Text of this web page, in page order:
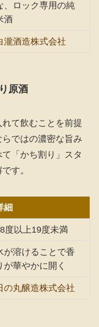
、ロック専用の純
酒
瀧酒造株式会社
原酒
て飲むことを前提
ではの濃密な旨み
「かち割り」スタ
す。
細
度以上19度未満
が溶けることで香
が華やかに開く
の丸醸造株式会社